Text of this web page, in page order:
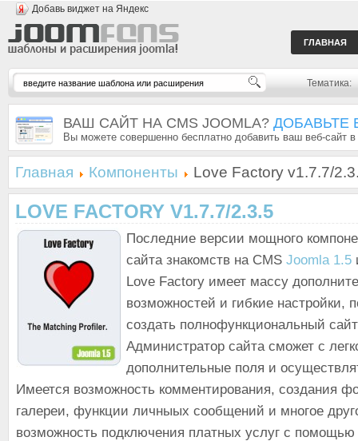
Добавь виджет на Яндекс
ГЛАВНАЯ
Тематика:
ВАШ САЙТ НА CMS JOOMLA? ДОБАВЬТЕ
Вы можете совершенно бесплатно добавить ваш веб-сайт
Главная Компоненты Love Factory v1.7.7/
LOVE FACTORY V1.7.7/2.3.5
Последние версии мощного
сайта знакомств на CMS Joomla 1.5
Love Factory имеет массу
возможностей и гибкие настройки,
создать полнофункциональный
Администратор сайта сможет с
дополнительные поля и
Имеется возможность комментирования, создания
галереи, функции личныых сообщений и многое
возможность подключения платных услуг с